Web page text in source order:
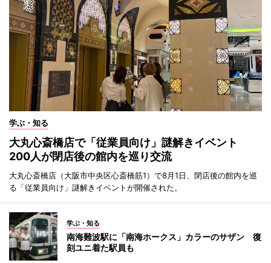
学ぶ・知る
大丸心斎橋店で「従業員向け」謎解きイベント
200人が閉店後の館内を巡り交流
大丸心斎橋店（大阪市中央区心斎橋筋1）で8月1日、閉店後の館内を巡
る「従業員向け」謎解きイベントが開催された。
学ぶ・知る
南海難波駅に「南海ホークス」カラーのサザン 復
刻ユニ着た駅員も